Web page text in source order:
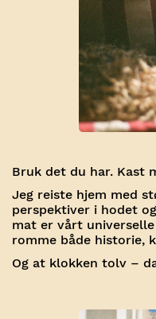
Bruk det du har. Kast
Jeg reiste hjem med
perspektiver i hodet
mat er vårt
romme både historie,
Og at klokken tolv –